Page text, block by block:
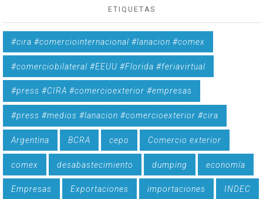
ETIQUETAS
#cira #comerciointernacional #lanacion #comex
#comerciobilateral #EEUU #Florida #feriavirtual
#press #CIRA #comercioexterior #empresas
#press #medios #lanacion #comercioexterior #cira
Argentina BCRA cepo Comercio exterior
comex desabastecimiento dumping economía
Empresas Exportaciones importaciones INDEC